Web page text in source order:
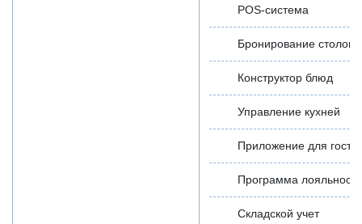
POS-система
Бронирование столов
Конструктор блюд
Управление кухней
Приложение для
Программа лояльности
Складской учет